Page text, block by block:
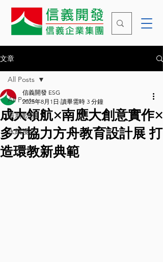
文章
All Posts
最新動態
永續漫步
All Posts
成大領航×南應大創意實作×
多方協力方舟教育設計展 打
造環教新典範
信義開發 ESG
2025年8月1日 讀畢需時 3 分鐘